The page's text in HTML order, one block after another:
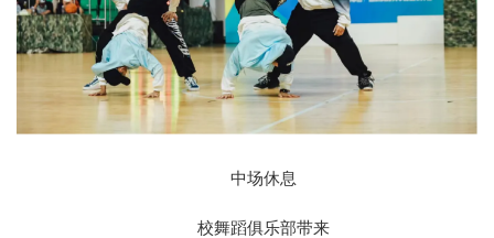
中场休息
校舞蹈俱乐部带来